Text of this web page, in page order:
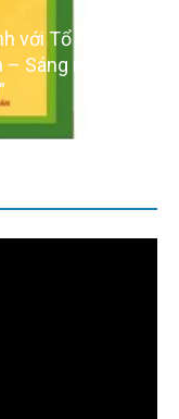
với Tổ quốc,
Sáng ngời tư